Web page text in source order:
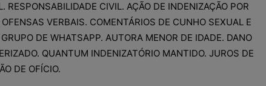
RESPONSABILIDADE CIVIL. AÇÃO DE INDENIZAÇÃO POR
VERBAIS. COMENTÁRIOS DE CUNHO SEXUAL E
DE WHATSAPP. AUTORA MENOR DE IDADE. DANO
QUANTUM INDENIZATÓRIO MANTIDO. JUROS DE
DE OFÍCIO.